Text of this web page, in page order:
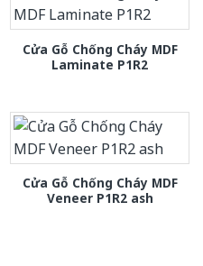
Cửa Gỗ Chống Cháy MDF
Laminate P1R2
Cửa Gỗ Chống Cháy MDF
Veneer P1R2 ash